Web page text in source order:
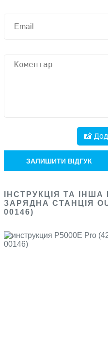
📸
ЗАЛИШИТИ ВІДГУК
ІНСТРУКЦІЯ ТА
ЗАРЯДНА СТАНЦІЯ
00146)